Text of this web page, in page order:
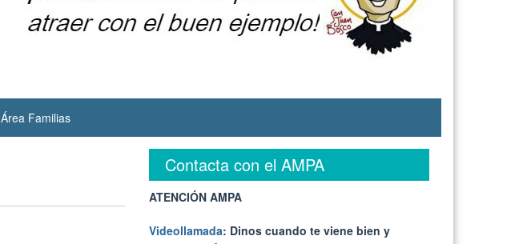
Área Familias
Contacta con el AMPA
ATENCIÓN AMPA
Videollamada: Dinos cuando te viene bien y